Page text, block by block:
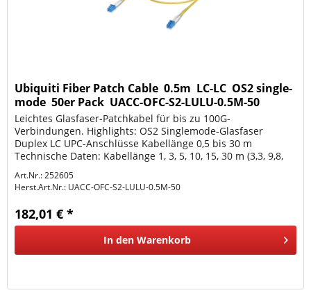
Ubiquiti Fiber Patch Cable  0.5m  LC-LC  OS2 single-
mode  50er Pack  UACC-OFC-S2-LULU-0.5M-50
Leichtes Glasfaser-Patchkabel für bis zu 100G-
Verbindungen. Highlights: OS2 Singlemode-Glasfaser
Duplex LC UPC-Anschlüsse Kabellänge 0,5 bis 30 m
Technische Daten: Kabellänge 1, 3, 5, 10, 15, 30 m (3,3, 9,8,
Art.Nr.: 252605
Herst.Art.Nr.: UACC-OFC-S2-LULU-0.5M-50
182,01 € *
In den Warenkorb